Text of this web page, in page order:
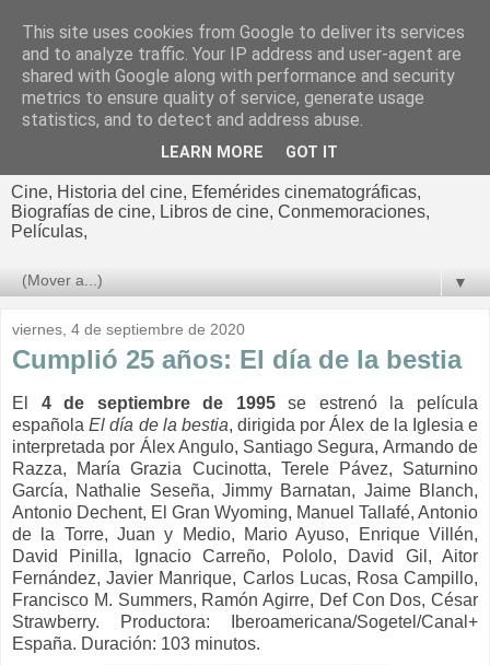
El cultural
cinematográfico de Jorge
Cine, Historia del cine, Efemérides cinematográficas,
Biografías de cine, Libros de cine, Conmemoraciones,
Películas,
▼
viernes, 4 de septiembre de 2020
Cumplió 25 años: El día de la bestia
El 4 de septiembre de 1995se estrenó la película
españolaEl día de la bestia, dirigida por Álex de la Iglesia e
interpretada por Álex Angulo, Santiago Segura, Armando de
Razza, María Grazia Cucinotta, Terele Pávez, Saturnino
García, Nathalie Seseña, Jimmy Barnatan, Jaime Blanch,
Antonio Dechent, El Gran Wyoming, Manuel Tallafé, Antonio
de la Torre, Juan y Medio, Mario Ayuso, Enrique Villén,
David Pinilla, Ignacio Carreño, Pololo, David Gil, Aitor
Fernández, Javier Manrique, Carlos Lucas, Rosa Campillo,
Francisco M. Summers, Ramón Agirre, Def Con Dos, César
Strawberry.
Productora:
Iberoamericana/Sogetel/Canal+
España. Duración: 103 minutos.
This site uses cookies from Google to deliver its services
and to analyze traffic. Your IP address and user-agent are
shared with Google along with performance and security
metrics to ensure quality of service, generate usage
statistics, and to detect and address abuse.
LEARN MORE GOT IT